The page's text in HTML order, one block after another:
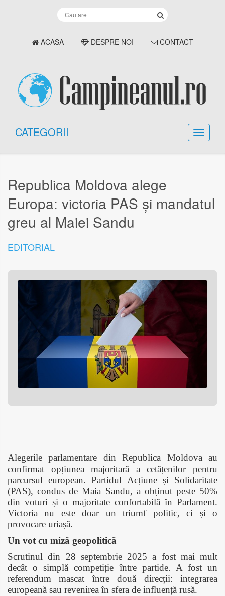
ACASA DESPRE NOI CONTACT
CATEGORII
Republica Moldova alege
Europa: victoria PAS și mandatul
greu al Maiei Sandu
EDITORIAL
Alegerile parlamentare din Republica Moldova au
confirmat opțiunea majoritară a cetățenilor pentru
parcursul european. Partidul Acțiune și Solidaritate
(PAS), condus de Maia Sandu, a obținut peste 50%
din voturi și o majoritate confortabilă în Parlament.
Victoria nu este doar un triumf politic, ci și o
provocare uriașă.
Un vot cu miză geopolitică
Scrutinul din 28 septembrie 2025 a fost mai mult
decât o simplă competiție între partide. A fost un
referendum mascat între două direcții: integrarea
europeană sau revenirea în sfera de influență rusă.